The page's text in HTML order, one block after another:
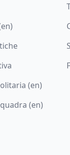
(en)
(en)